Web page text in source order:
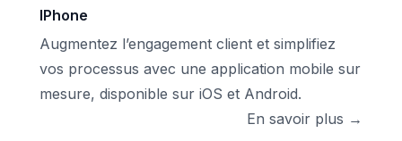
IPhone
Augmentez l’engagement client et simplifiez
vos processus avec une application mobile sur
mesure, disponible sur iOS et Android.
En savoir plus →